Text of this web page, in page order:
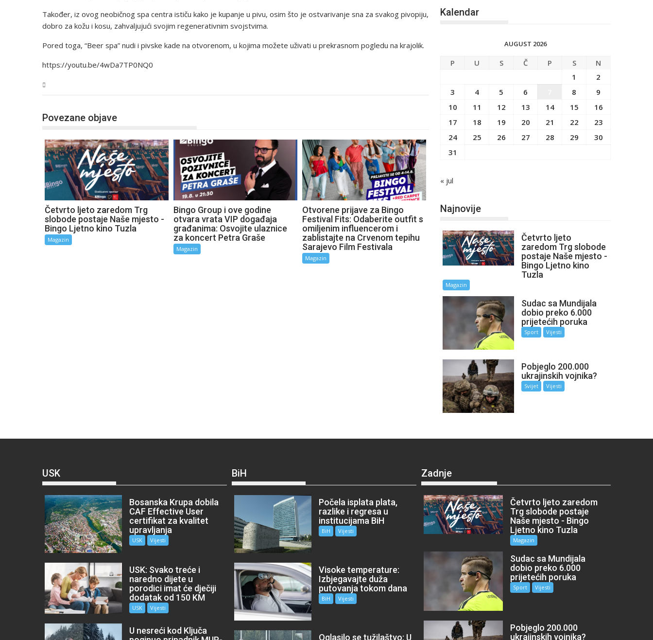
Također, iz ovog neobičnog spa centra ističu kako je kupanje u pivu, osim što je ostvarivanje sna za svakog pivopiju,
dobro za kožu i kosu, zahvaljujući svojim regenerativnim svojstvima.
Pored toga, “Beer spa” nudi i pivske kade na otvorenom, u kojima možete uživati u prekrasnom pogledu na krajolik.
https://youtu.be/4wDa7TP0NQ0
Povezane objave
Četvrto ljeto zaredom Trg
slobode postaje Naše mjesto -
Bingo Ljetno kino Tuzla
Magazin
Bingo Group i ove godine
otvara vrata VIP događaja
građanima: Osvojite ulaznice
za koncert Petra Graše
Magazin
Otvorene prijave za Bingo
Festival Fits: Odaberite outfit s
omiljenim influencerom i
zablistajte na Crvenom tepihu
Sarajevo Film Festivala
Magazin
Kalendar
AUGUST 2026
P U S Č P S
N
1
2
3
4 5 6 8
9
10
11 12 13 14 15
16
17
18 19 20 21 22
23
24
25 26 27 28 29
30
31
« jul
Najnovije
Četvrto ljeto
zaredom Trg slobode
postaje Naše mjesto -
Bingo Ljetno kino
Tuzla
Magazin
Sudac sa Mundijala
dobio preko 6.000
prijetećih poruka
Sport Vijesti
Pobjeglo 200.000
ukrajinskih vojnika?
Svijet Vijesti
USK
Bosanska Krupa dobila
CAF Effective User
certifikat za kvalitet
upravljanja
USK Vijesti
USK: Svako treće i
naredno dijete u
porodici imat će dječiji
dodatak od 150 KM
USK Vijesti
U nesreći kod Ključa
BiH
Počela isplata plata,
razlike i regresa u
institucijama BiH
BiH Vijesti
Visoke temperature:
Izbjegavajte duža
putovanja tokom dana
BiH Vijesti
Oglasilo se tužilaštvo: U
Zadnje
Četvrto ljeto zaredom
Trg slobode postaje
Naše mjesto - Bingo
Ljetno kino Tuzla
Magazin
Sudac sa Mundijala
dobio preko 6.000
prijetećih poruka
Sport Vijesti
Pobjeglo 200.000
ukrajinskih vojnika?